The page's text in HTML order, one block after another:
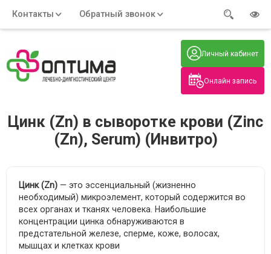
Онлайн запись
Личный кабинет
Контакты
Обратный звонок
Адрес:
Часы работы: Телефон:
+7 (914) 579-77-99
Нажмите на номер, чтобы
позвонить
Цинк (Zn) в сыворотке крови (Zinc
(Zn), Serum) (Инвитро)
Цинк (Zn) — это эссенциальный (жизненно
необходимый) микроэлемент, который содержится во
всех органах и тканях человека. Наибольшие
концентрации цинка обнаруживаются в
предстательной железе, сперме, коже, волосах,
мышцах и клетках крови